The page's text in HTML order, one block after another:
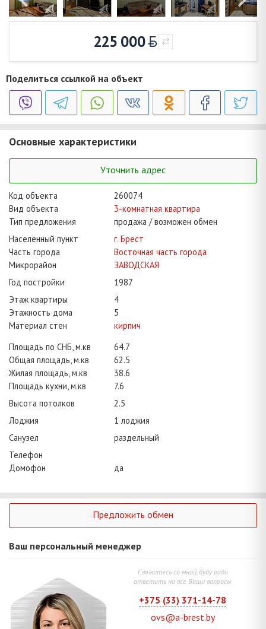
225 000
Поделиться ссылкой на объект
Основные характеристики
Уточнить адрес
Код объекта
260074
Вид объекта
3-комнатная квартира
Тип предложения
продажа / возможен обмен
Населенный пункт
г. Брест
Часть города
Восточная часть города
Микрорайон
ЗАВОДСКАЯ
Год постройки
1987
Этаж квартиры
4
Этажность дома
5
Материал стен
кирпич
Площадь по СНБ, м.кв
64.7
Общая площадь, м.кв
62.5
Жилая площадь, м.кв
38.6
Площадь кухни, м.кв
7.6
Высота потолков
2.5
Лоджия
1 лоджия
Санузел
раздельный
Телефон
Домофон
да
Предложить обмен
Ваш персональный менеджер
Свяжитесь со мной, буду рада
ответить на все Ваши вопросы
+375 (33) 371-14-78
ovs@a-brest.by